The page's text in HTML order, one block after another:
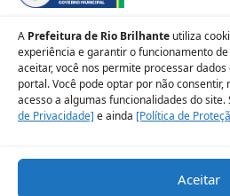
A Prefeitura de Rio Brilhante utiliza
experiência e garantir o funcionamento
aceitar, você nos permite processar
portal. Você pode optar por não
acesso a algumas funcionalidades do site.
de Privacidade] e ainda [Política de
Aceitar
NOSSAS
Siga para
Sobre a LGPD